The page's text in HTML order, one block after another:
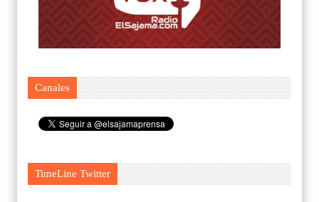
Canales
TimeLine Twitter